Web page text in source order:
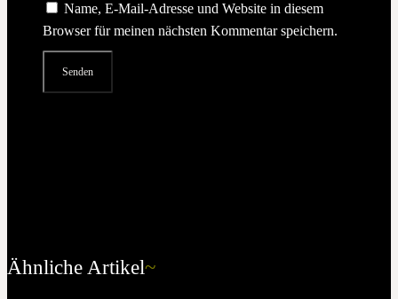
Name, E-Mail-Adresse und Website in diesem
Browser für meinen nächsten Kommentar speichern.
Ähnliche Artikel~